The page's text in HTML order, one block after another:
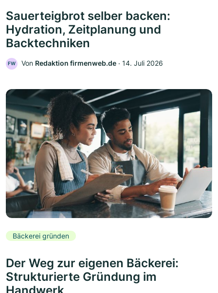
Sauerteigbrot selber backen:
Hydration, Zeitplanung und
Backtechniken
FW Von Redaktion firmenweb.de ‧ 14. Juli 2026
Bäckerei gründen
Der Weg zur eigenen Bäckerei:
Strukturierte Gründung im